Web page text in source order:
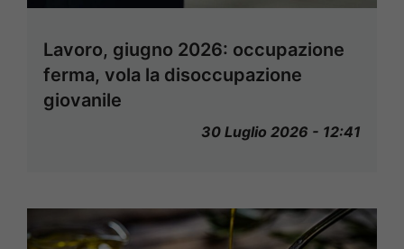
Lavoro, giugno 2026: occupazione
ferma, vola la disoccupazione
giovanile
30 Luglio 2026 - 12:41